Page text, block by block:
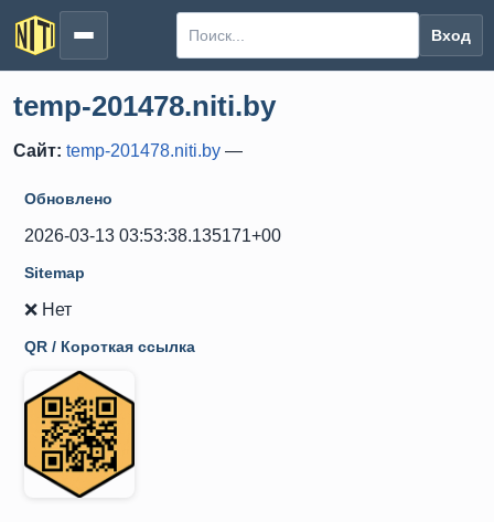
Вход
temp-201478.niti.by
Сайт: temp-201478.niti.by —
Обновлено
2026-03-13 03:53:38.135171+00
Sitemap
❌ Нет
QR / Короткая ссылка